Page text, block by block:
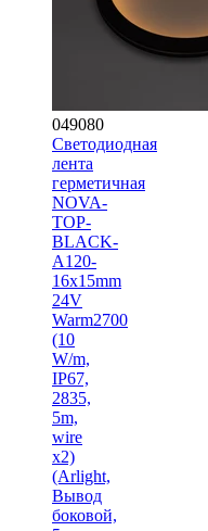
049080
Светодиодная
лента
герметичная
NOVA-
TOP-
BLACK-
A120-
16x15mm
24V
Warm2700
(10
W/m,
IP67,
2835,
5m,
wire
x2)
(Arlight,
Вывод
боковой,